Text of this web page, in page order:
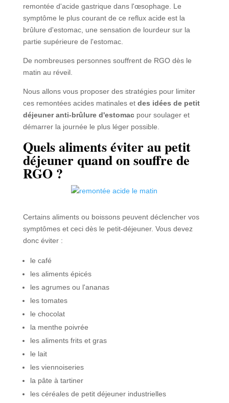
remontée d'acide gastrique dans l'œsophage. Le
symptôme le plus courant de ce reflux acide est la
brûlure d'estomac, une sensation de lourdeur sur la
partie supérieure de l'estomac.
De nombreuses personnes souffrent de RGO dès le
matin au réveil.
Nous allons vous proposer des stratégies pour limiter
ces remontées acides matinales et des idées de petit
déjeuner anti-brûlure d'estomacpour soulager et
démarrer la journée le plus léger possible.
Quels aliments éviter au petit
déjeuner quand on souffre de
RGO ?
Certains aliments ou boissons peuvent déclencher vos
symptômes et ceci dès le petit-déjeuner. Vous devez
donc éviter :
le café
les aliments épicés
les agrumes ou l'ananas
les tomates
le chocolat
la menthe poivrée
les aliments frits et gras
le lait
les viennoiseries
la pâte à tartiner
les céréales de petit déjeuner industrielles